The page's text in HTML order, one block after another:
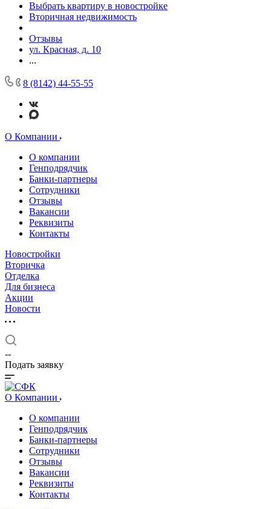
Выбрать квартиру в новостройке
Вторичная недвижимость
Отзывы
ул. Красная, д. 10
...
8 (8142) 44-55-55
О Компании
О компании
Генподрядчик
Банки-партнеры
Сотрудники
Отзывы
Вакансии
Реквизиты
Контакты
Новостройки
Вторичка
Отделка
Для бизнеса
Акции
Новости
--
Подать заявку
О Компании
О компании
Генподрядчик
Банки-партнеры
Сотрудники
Отзывы
Вакансии
Реквизиты
Контакты